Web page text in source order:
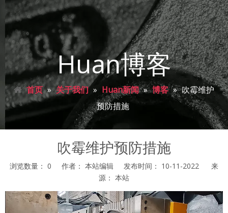
Huan博客
首页 » 关于我们 » Huan新闻 » 博客 » 吹霉维护
预防措施
吹霉维护预防措施
浏览数量： 0 作者： 本站编辑 发布时间： 10-11-2022 来
源： 本站